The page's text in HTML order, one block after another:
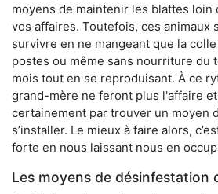
moyens de maintenir les blattes loin
vos affaires. Toutefois, ces animaux
survivre en ne mangeant que la
postes ou même sans nourriture du
mois tout en se reproduisant. À ce
grand-mère ne feront plus l'affaire
certainement par trouver un moyen
s’installer. Le mieux à faire alors,
forte en nous laissant nous en
Les moyens de désinfestation